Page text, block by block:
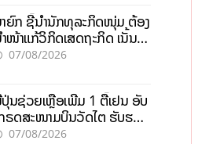
ຍົກ ຊີ້ນຳນັກທຸລະກິດໜຸ່ມ ຕ້ອງ
ໜ້າແກ້ວິກິດເສດຖະກິດ ເນັ້ນດຶງ
ສາກົນ, ຫັນສູ່ດິຈິຕອນ
07/08/2026
ນຊ່ວຍເຫຼືອເພີ່ມ 1 ຕື້ເຢນ ອັບ
ຣດສະໜາມບິນວັດໄຕ ຮັບຮອງ
ນເຕີບໂຕ
07/08/2026